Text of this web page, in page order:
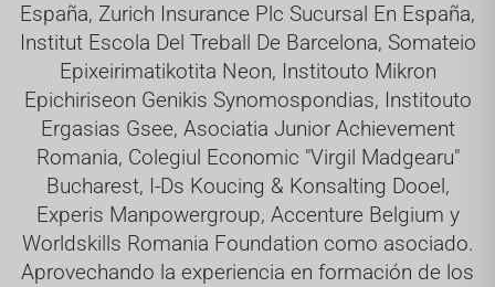
España, Zurich Insurance Plc Sucursal En España,
Institut Escola Del Treball De Barcelona, Somateio
Epixeirimatikotita Neon, Institouto Mikron
Epichiriseon Genikis Synomospondias, Institouto
Ergasias Gsee, Asociatia Junior Achievement
Romania, Colegiul Economic "Virgil Madgearu"
Bucharest, I-Ds Koucing & Konsalting Dooel,
Experis Manpowergroup, Accenture Belgium y
Worldskills Romania Foundation como asociado.
Aprovechando la experiencia en formación de los